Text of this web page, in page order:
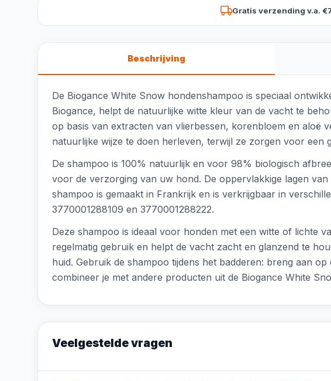
Gratis verzending v.a.
Beschrijving
De Biogance White Snow hondenshampoo is speciaal
Biogance, helpt de natuurlijke witte kleur van de vacht te
op basis van extracten van vlierbessen, korenbloem en aloë
natuurlijke wijze te doen herleven, terwijl ze zorgen voor een
De shampoo is 100% natuurlijk en voor 98% biologisch
voor de verzorging van uw hond. De oppervlakkige lagen
shampoo is gemaakt in Frankrijk en is verkrijgbaar in
3770001288109 en 3770001288222.
Deze shampoo is ideaal voor honden met een witte of lichte
regelmatig gebruik en helpt de vacht zacht en glanzend te
huid. Gebruik de shampoo tijdens het badderen: breng aan
combineer je met andere producten uit de Biogance White
Veelgestelde vragen